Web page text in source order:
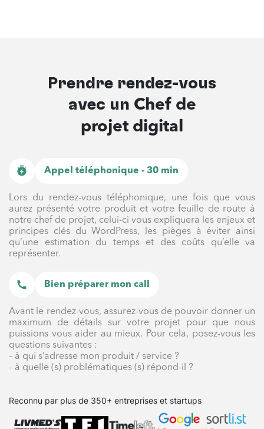
Prendre rendez-vous
avec un Chef de
projet digital
Appel téléphonique - 30 min
Lors du rendez-vous téléphonique, une fois que vous
aurez présenté votre produit et votre feuille de route à
notre chef de projet, celui-ci vous expliquera les enjeux et
principes clés du WordPress, les pièges à éviter ainsi
qu’une estimation du temps et des coûts qu’elle va
représenter.
Bien préparer mon call
Avant le rendez-vous, assurez-vous de pouvoir donner un
maximum de détails sur votre projet pour que nous
puissions vous aider au mieux. Pour cela, posez-vous les
questions suivantes :
– à qui s’adresse mon produit / service ?
– à quelle (s) problématiques (s) répond-il ?
Reconnu par plus de 350+ entreprises et startups